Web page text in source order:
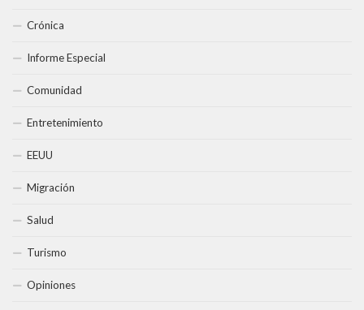
Crónica
Informe Especial
Comunidad
Entretenimiento
EEUU
Migración
Salud
Turismo
Opiniones